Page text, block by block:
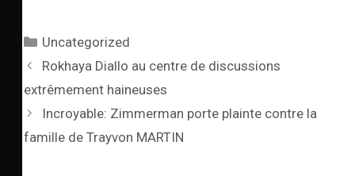
Uncategorized
Rokhaya Diallo au centre de discussions
extrêmement haineuses
Incroyable: Zimmerman porte plainte contre la
famille de Trayvon MARTIN